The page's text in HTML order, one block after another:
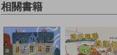
相關書籍